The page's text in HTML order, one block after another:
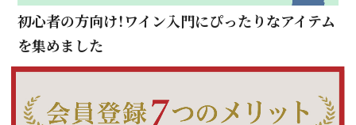
初心者の方向け！ワイン入門にぴったりなアイテム
を集めました